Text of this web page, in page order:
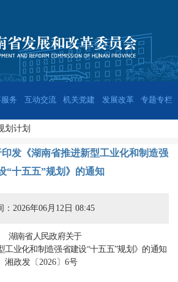
务 互动交流 机关党建 发展改革 专题专栏
划计划
发《湖南省推进新型工业化和制造强
“十五五”规划》的通知
：2026年06月12日 08:45
湖南省人民政府关于
工业化和制造强省建设“十五五”规划》的通知
湘政发〔 2026〕 6号